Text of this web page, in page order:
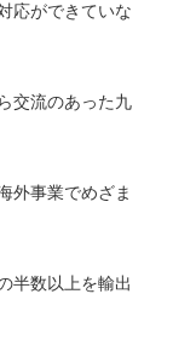
応ができていな
交流のあった九
外事業でめざま
半数以上を輸出